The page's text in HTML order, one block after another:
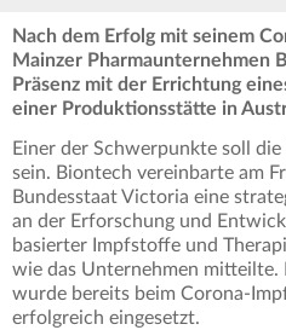
Nach dem Erfolg mit seinem
Mainzer Pharmaunternehmen
Präsenz mit der Errichtung
einer Produktionsstätte in
Einer der Schwerpunkte soll
sein. Biontech vereinbarte am
Bundesstaat Victoria eine
an der Erforschung und
basierter Impfstoffe und
wie das Unternehmen mitteilte.
wurde bereits beim Corona-
erfolgreich eingesetzt.